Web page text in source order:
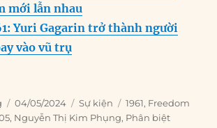
mới lẫn nhau
Yuri Gagarin trở thành người
vào vũ trụ
Posted
on
04/05/2024 Categories
Sự kiện Tags
1961, Freedom
, Nguyễn Thị Kim Phụng, Phân biệt